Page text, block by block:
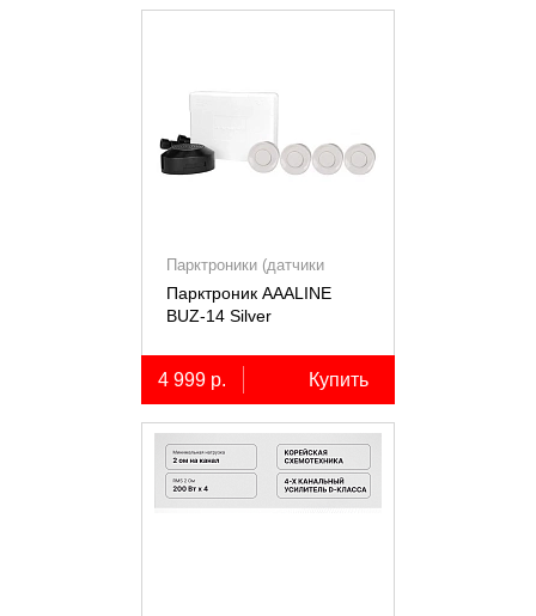
Парктроники (датчики
парковки)
Парктроник AAALINE
BUZ-14 Silver
4 999 р. Купить